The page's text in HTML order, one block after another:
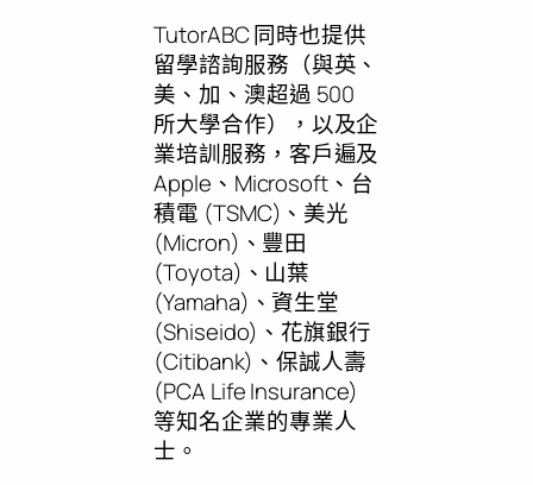
TutorABC 同時也提供
留學諮詢服務（與英、
美、加、澳超過 500
所大學合作），以及企
業培訓服務，客戶遍及
Apple、Microsoft、台
積電 (TSMC)、美光
(Micron)、豐田
(Toyota)、山葉
(Yamaha)、資生堂
(Shiseido)、花旗銀行
(Citibank)、保誠人壽
(PCA Life Insurance)
等知名企業的專業人
士。